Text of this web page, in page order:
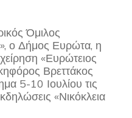
Όμιλος
ο Δήμος Ευρώτα, η
«Ευρώτειος
Βρεττάκος
5-10 Ιουλίου τις
«Νικόκλεια